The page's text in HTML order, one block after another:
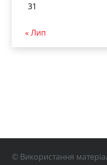
31
« Лип
© Використання